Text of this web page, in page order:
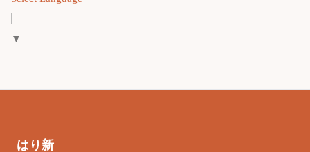
▼
はり新